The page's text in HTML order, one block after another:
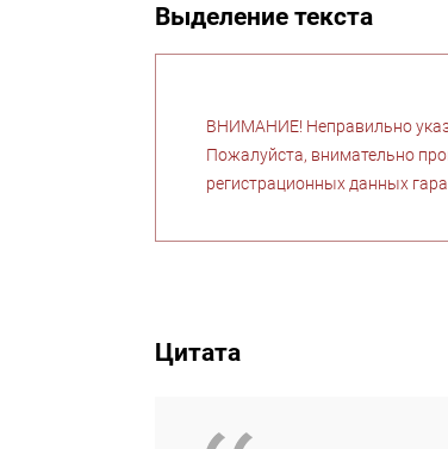
Выделение текста
ВНИМАНИЕ! Неправильно
Пожалуйста, внимательно
регистрационных данных
Цитата